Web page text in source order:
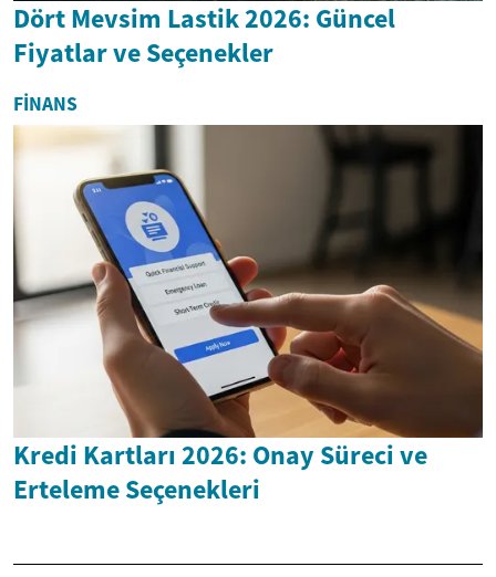
Dört Mevsim Lastik 2026: Güncel
Fiyatlar ve Seçenekler
FINANS
Kredi Kartları 2026: Onay Süreci ve
Erteleme Seçenekleri